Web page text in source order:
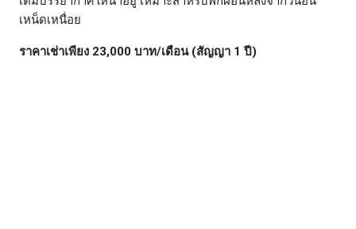
เหน็ดเหนื่อย
ราคาเช่าเพียง 23,000 บาท/เดือน (สัญญา 1 ปี)